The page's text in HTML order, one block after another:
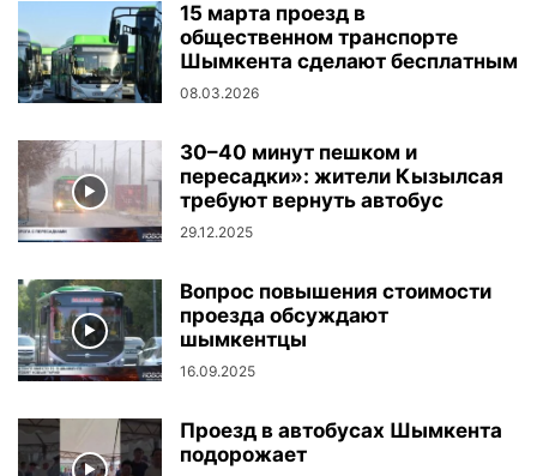
15 марта проезд в
общественном транспорте
Шымкента сделают бесплатным
08.03.2026
30–40 минут пешком и
пересадки»: жители Кызылсая
требуют вернуть автобус
29.12.2025
Вопрос повышения стоимости
проезда обсуждают
шымкентцы
16.09.2025
Проезд в автобусах Шымкента
подорожает